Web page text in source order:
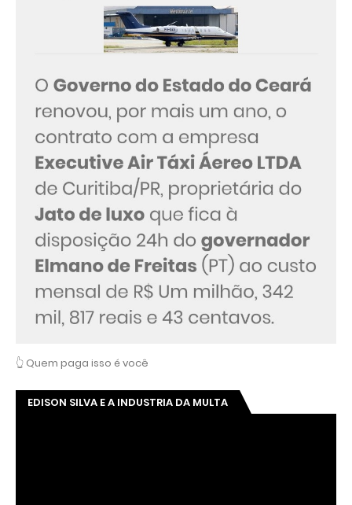
👆 Quem paga isso é você
EDISON SILVA E A INDUSTRIA DA MULTA